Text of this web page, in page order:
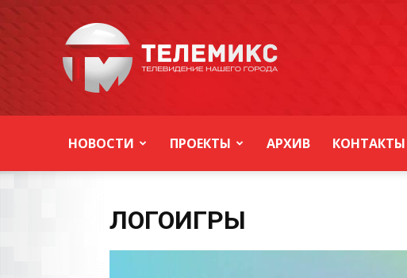
Уссурийска
НОВОСТИ ПРОЕКТЫ АРХИВ КОНТАКТЫ
ЛОГОИГРЫ